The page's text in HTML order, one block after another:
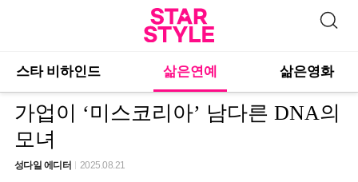
스타 비하인드 삶은연예 삶은영화
가업이 ‘미스코리아’ 남다른 DNA의
모녀
성다일 에디터 2025.08.21